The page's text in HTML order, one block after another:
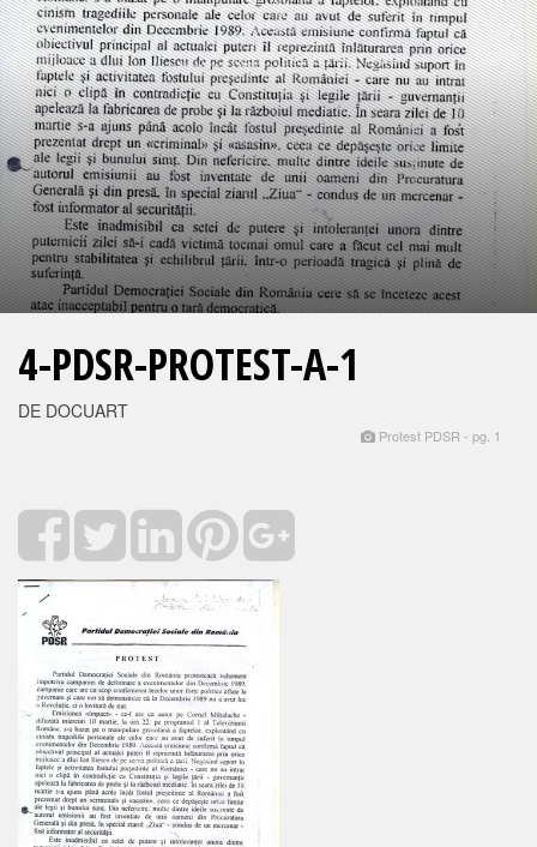
4-PDSR-PROTEST-A-1
DE DOCUART
Protest PDSR - pg. 1